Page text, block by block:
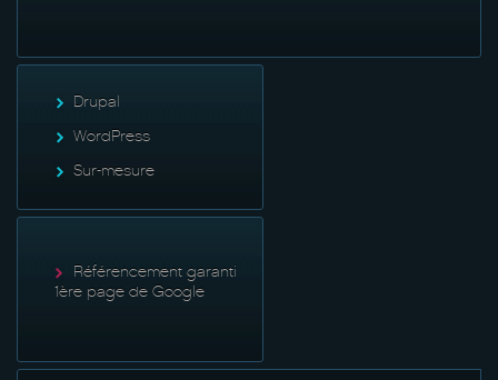
Drupal
WordPress
Sur-mesure
Référencement garanti
1ère page de Google